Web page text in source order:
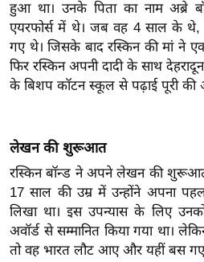
बे
मि
सा
ल
य
त
यं
ग
इं
डि
हुआ था। उनके पिता का नाम अब्रे
एयरफोर्स में थे। जब वह 4 साल के थे,
गए थे। जिसके बाद रस्किन की मां ने
फिर रस्किन अपनी दादी के साथ
के बिशप कॉटन स्कूल से पढ़ाई पूरी
लेखन की शुरूआत
रस्किन बॉन्ड ने अपने लेखन की
17 साल की उम्र में उन्होंने अपना
लिखा था। इस उपन्यास के लिए उनको
अवॉर्ड से सम्मानित किया गया था।
तो वह भारत लौट आए और यहीं बस